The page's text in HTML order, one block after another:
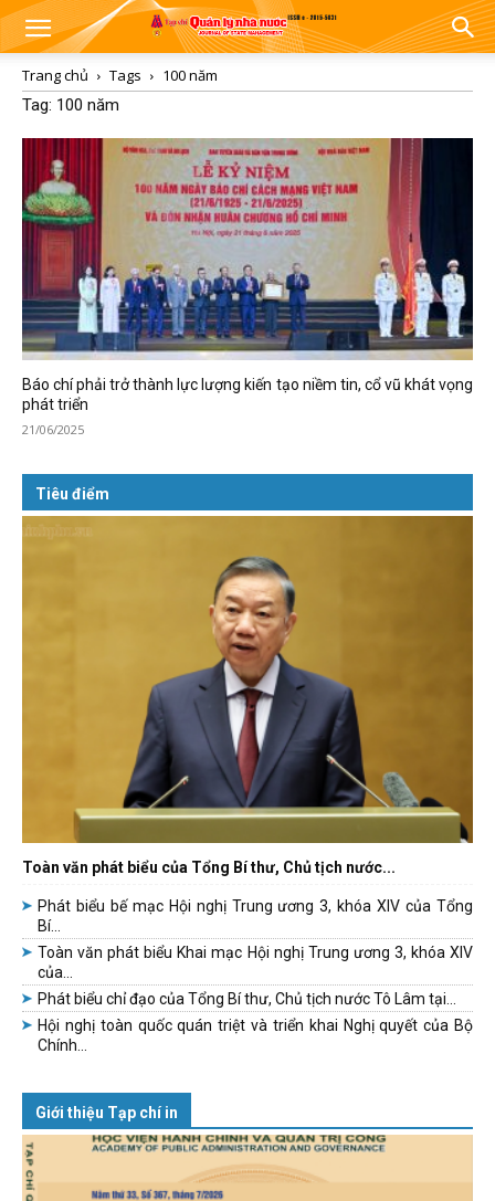
Trang chủ Tags
100 năm
Tag: 100 năm
Báo chí phải trở thành lực lượng kiến tạo niềm tin, cổ vũ khát vọng
phát triển
21/06/2025
Tiêu điểm
Toàn văn phát biểu của Tổng Bí thư, Chủ tịch nước...
Phát biểu bế mạc Hội nghị Trung ương 3, khóa XIV của Tổng
Bí...
Toàn văn phát biểu Khai mạc Hội nghị Trung ương 3, khóa XIV
của...
Phát biểu chỉ đạo của Tổng Bí thư, Chủ tịch nước Tô Lâm tại...
Hội nghị toàn quốc quán triệt và triển khai Nghị quyết của Bộ
Chính...
Giới thiệu Tạp chí in